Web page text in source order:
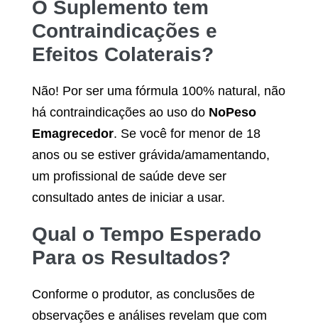
O Suplemento tem
Contraindicações e
Efeitos Colaterais?
Não! Por ser uma fórmula 100% natural, não
há contraindicações ao uso do NoPeso
Emagrecedor. Se você for menor de 18
anos ou se estiver grávida/amamentando,
um profissional de saúde deve ser
consultado antes de iniciar a usar.
Qual o Tempo Esperado
Para os Resultados?
Conforme o produtor, as conclusões de
observações e análises revelam que com